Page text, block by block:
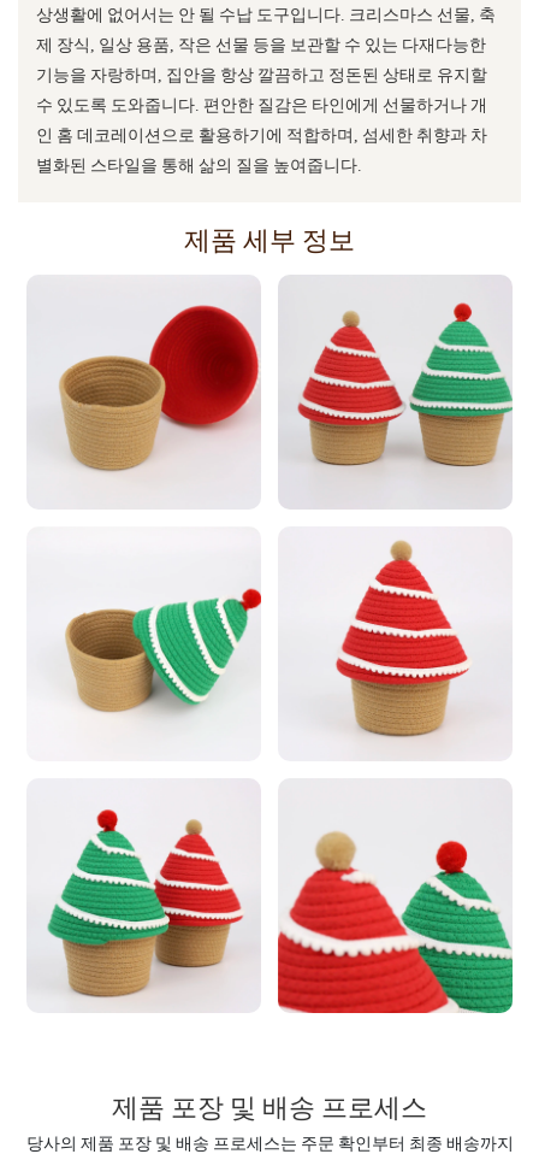
상생활에 없어서는 안 될 수납 도구입니다. 크리스마스 선물, 축
제 장식, 일상 용품, 작은 선물 등을 보관할 수 있는 다재다능한
기능을 자랑하며, 집안을 항상 깔끔하고 정돈된 상태로 유지할
수 있도록 도와줍니다. 편안한 질감은 타인에게 선물하거나 개
인 홈 데코레이션으로 활용하기에 적합하며, 섬세한 취향과 차
별화된 스타일을 통해 삶의 질을 높여줍니다.
제품 세부 정보
제품 포장 및 배송 프로세스
당사의 제품 포장 및 배송 프로세스는 주문 확인부터 최종 배송까지